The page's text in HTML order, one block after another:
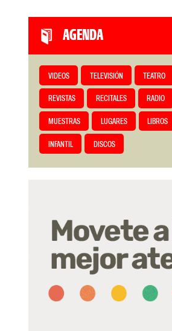
AGENDA
VIDEOS TELEVISIÓN TEATRO
REVISTAS RECITALES RADIO
MUESTRAS LUGARES LIBROS
INFANTIL DISCOS